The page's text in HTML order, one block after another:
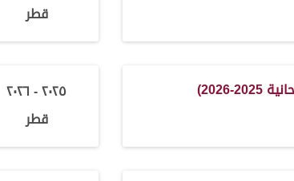
قطر
2026)
٢٠٢٥ - ٢٠٢٦
قطر